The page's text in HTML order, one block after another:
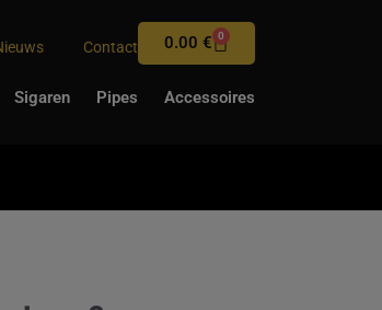
Contact 0.00€ 0
Sigaren Pipes Accessoires